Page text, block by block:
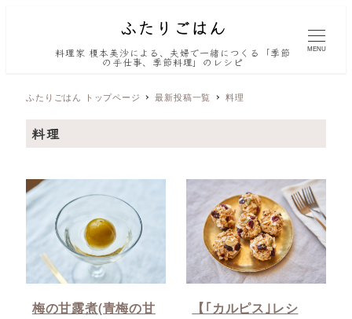
料理家 榎本美沙による、夫婦で一緒につくる「季節
の手仕事、季節料理」のレシピ
MENU
ふたりごはん トップページ 最新投稿一覧 料理
料理
梅の甘露煮(青梅の甘
【｢カルピス｣レシ